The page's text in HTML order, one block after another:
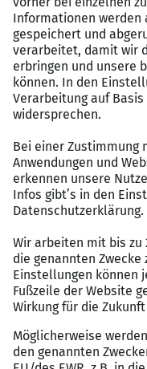
weitere
Was wir Ihnen bieten:
Urlaubsgeld
Regelmäßige
Ausflüge
Sprachkurse
ausreichende
preiswerte
München nach
Mitarbeiter-